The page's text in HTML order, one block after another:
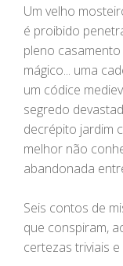
Um velho
é proibido
pleno
mágico... uma
um códice
segredo
decrépito jardim
melhor não
abandonada
Seis contos de
que conspiram,
certezas triviais